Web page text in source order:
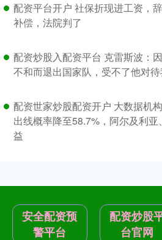
配资平台开户 社保折现进工资，
补偿，法院判了
配资炒股入配资平台 克雷斯波：
不和而退出国家队，受不了他对
配资世家炒股配资开户 大数据机
出线概率降至58.7%，阿尔及利亚
益
安全配资预
警平台
配资炒股
台官网